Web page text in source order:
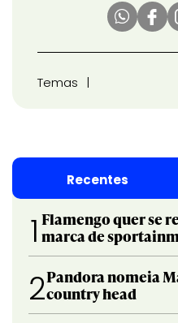
Temas
Recentes
1 Flamengo quer se
marca de
2Pandora nomeia
country head